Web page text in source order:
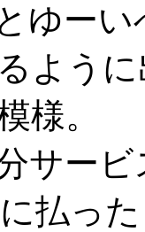
ゆー
よう
様。
サー
払っ